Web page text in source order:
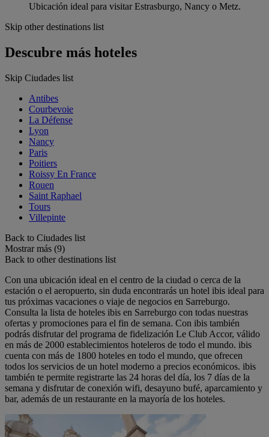
Ubicación ideal para visitar Estrasburgo, Nancy o Metz.
Skip other destinations list
Descubre más hoteles
Skip Ciudades list
Antibes
Courbevoie
La Défense
Lyon
Nancy
Paris
Poitiers
Roissy En France
Rouen
Saint Raphael
Tours
Villepinte
Back to Ciudades list
Mostrar más (9)
Back to other destinations list
Con una ubicación ideal en el centro de la ciudad o cerca de la
estación o el aeropuerto, sin duda encontrarás un hotel ibis ideal para
tus próximas vacaciones o viaje de negocios en Sarreburgo.
Consulta la lista de hoteles ibis en Sarreburgo con todas nuestras
ofertas y promociones para el fin de semana. Con ibis también
podrás disfrutar del programa de fidelización Le Club Accor, válido
en más de 2000 establecimientos hoteleros de todo el mundo. ibis
cuenta con más de 1800 hoteles en todo el mundo, que ofrecen
todos los servicios de un hotel moderno a precios económicos. ibis
también te permite registrarte las 24 horas del día, los 7 días de la
semana y disfrutar de conexión wifi, desayuno bufé, aparcamiento y
bar, además de un restaurante en la mayoría de los hoteles.